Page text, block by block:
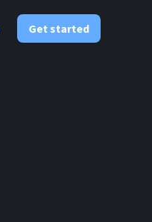
Get started